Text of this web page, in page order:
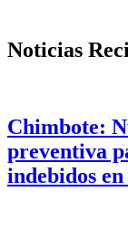
Noticias
Chimbote:
preventiva
indebidos